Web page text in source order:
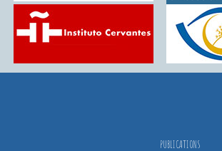
PUBLICATIONS